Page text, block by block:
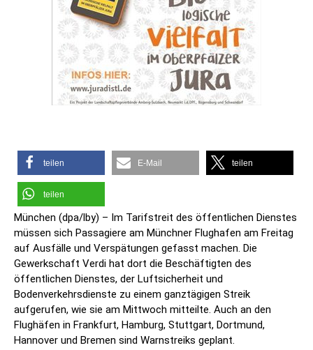
teilen E-Mail teilen
teilen
München (dpa/lby) – Im Tarifstreit des öffentlichen Dienstes
müssen sich Passagiere am Münchner Flughafen am Freitag
auf Ausfälle und Verspätungen gefasst machen. Die
Gewerkschaft Verdi hat dort die Beschäftigten des
öffentlichen Dienstes, der Luftsicherheit und
Bodenverkehrsdienste zu einem ganztägigen Streik
aufgerufen, wie sie am Mittwoch mitteilte. Auch an den
Flughäfen in Frankfurt, Hamburg, Stuttgart, Dortmund,
Hannover und Bremen sind Warnstreiks geplant.